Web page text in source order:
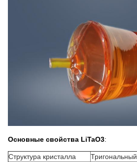
Основные свойства LiTaO3:
Структура кристалла
Тригональный